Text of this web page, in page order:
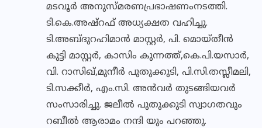
മടവൂര്‍ അനുസ്മരണപ്രഭാഷണംനടത്തി.
ടി.കെ.അഷ്റഫ് അധ്യക്ഷത വഹിച്ചു.
ടി.അബ്ദുറഹിമാന്‍ മാസ്റ്റര്‍, പി. മൊയ്തീന്‍
കുട്ടി മാസ്റ്റര്‍, കാസിം കുന്നത്ത്,കെ.പി.യസാര്‍,
വി. റാസിഖ്,മുനീര്‍ പുതുക്കുടി, പി.സി.തസ്ലീമലി,
ടി.സക്കീര്‍, എം.സി. അന്‍വര്‍ തുടങ്ങിയവര്‍
സംസാരിച്ചു. ജലീല്‍ പുതുക്കുടി സ്വാഗതവും
റബീല്‍ ആരാമം നന്ദി യും പറഞ്ഞു.